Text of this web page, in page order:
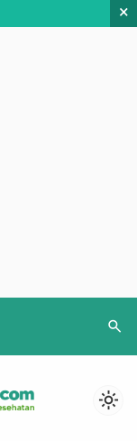
×
search
light_mode